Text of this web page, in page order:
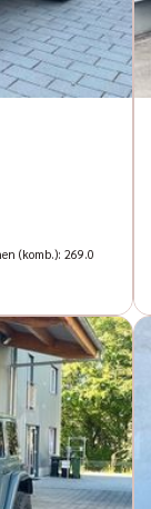
(komb.): 269.0